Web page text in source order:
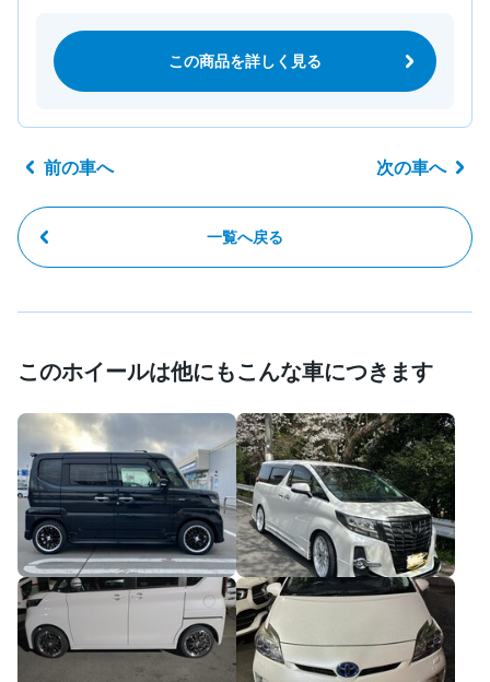
この商品を詳しく見る
前の車へ
一覧へ戻る
次の車へ
このホイールは他にもこんな車につきます